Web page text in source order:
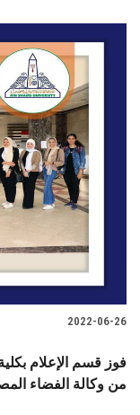
2022-06-26
فوز قسم الإعلام
من وكالة الفضاء